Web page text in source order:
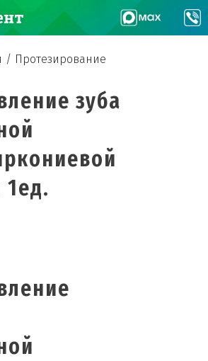
/ Протезирование
зуба